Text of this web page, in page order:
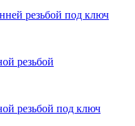
резьбой под ключ
резьбой
резьбой под ключ